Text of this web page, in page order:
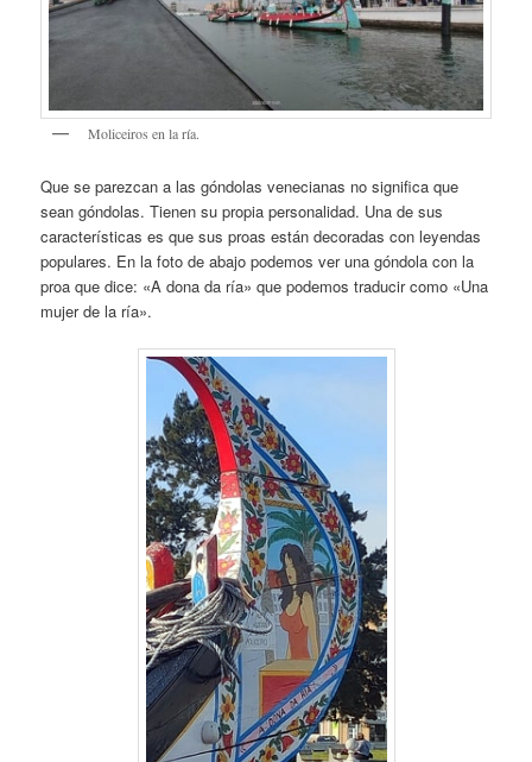
Moliceiros en la ría.
Que se parezcan a las góndolas venecianas no significa que
sean góndolas. Tienen su propia personalidad. Una de sus
características es que sus proas están decoradas con leyendas
populares. En la foto de abajo podemos ver una góndola con la
proa que dice: «A dona da ría» que podemos traducir como «Una
mujer de la ría».